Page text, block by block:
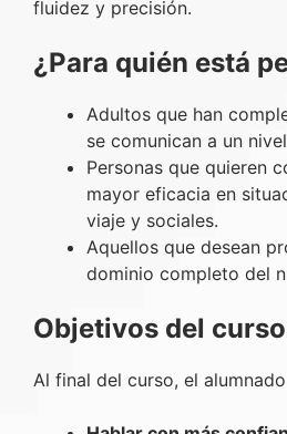
fluidez y precisión.
¿Para quién está
Adultos que han
se comunican a un
Personas que quieren
mayor eficacia en
viaje y sociales.
Aquellos que desean
dominio completo del
Objetivos del
Al final del curso, el